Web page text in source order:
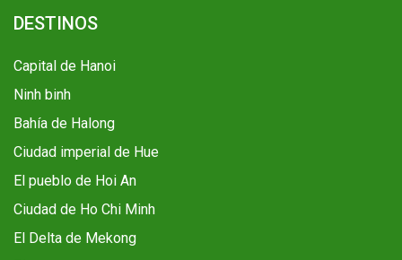
DESTINOS
Capital de Hanoi
Ninh binh
Bahía de Halong
Ciudad imperial de Hue
El pueblo de Hoi An
Ciudad de Ho Chi Minh
El Delta de Mekong